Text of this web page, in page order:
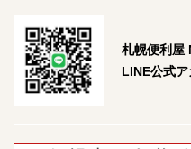
札幌便利屋
LINE公式ア